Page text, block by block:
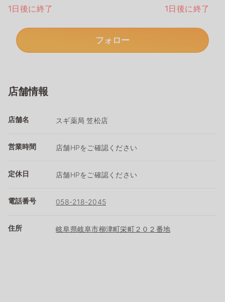
1日後に終了
1日後に終了
フォロー
店舗情報
店舗名 スギ薬局 笠松店
営業時間 店舗HPをご確認ください
定休日 店舗HPをご確認ください
電話番号 058-218-2045
住所 岐阜県岐阜市柳津町栄町２０２番地